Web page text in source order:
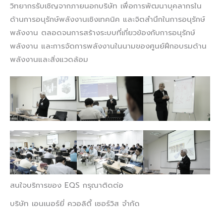
วิทยากรรับเชิญจากภายนอกบริษัท เพื่อการพัฒนาบุคลากรใน
ด้านการอนุรักษ์พลังงานเชิงเทคนิค และจิตสำนึกในการอนุรักษ์
พลังงาน ตลอดจนการสร้างระบบที่เกี่ยวข้องกับการอนุรักษ์
พลังงาน และการจัดการพลังงานในนามของศูนย์ฝึกอบรมด้าน
พลังงานและสิ่งแวดล้อม
สนใจบริการของ EQS กรุณาติดต่อ
บริษัท เอนเนอร์ยี่ ควอลิตี้ เซอร์วิส จำกัด